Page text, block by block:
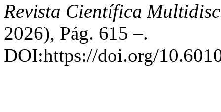
Revista Científica
2026), Pág. 615 –.
DOI:https://doi.org/